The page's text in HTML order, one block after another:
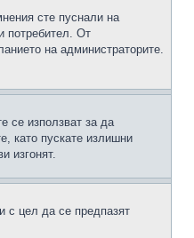
сте пуснали на
потребител. От
на администраторите.
се използват за да
като пускате излишни
изгонят.
с цел да се предпазят